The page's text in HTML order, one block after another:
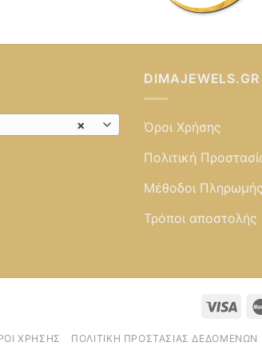
×
DIMAJEWELS.GR
Όροι Χρήσης
Πολιτική
Μέθοδοι Πληρωμής
Τρόποι αποστολής
ΧΡΉΣΗΣ ΠΟΛΙΤΙΚΉ ΠΡΟΣΤΑΣΊΑΣ ΔΕΔΟΜΈΝΩΝ